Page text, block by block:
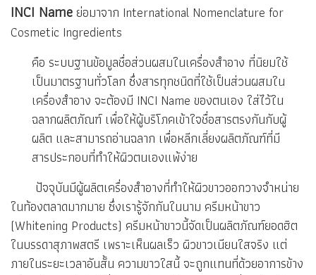
INCI Name ย่อมาจาก International Nomenclature for
Cosmetic Ingredients
คือ ระบบฐานข้อมูลชื่อส่วนผสมในเครื่องสำอาง ที่นิยมใช้
เป็นมาตรฐานทั่วโลก ซึ่งสารทุกชนิดที่ใช้เป็นส่วนผสมใน
เครื่องสำอาง จะต้องมี INCI Name ของตนเอง ใส่ไว้ใน
ฉลากผลิตภัณฑ์ เพื่อให้ผู้บริโภคเข้าใจชื่อสารตรงกันกับผู้
ผลิต และสามารถอ่านฉลาก เพื่อหลีกเลี่ยงผลิตภัณฑ์ที่มี
สารประกอบที่ทำให้ผิวตนเองแพ้ง่าย
ปัจจุบันมีผู้ผลิตเครื่องสำอางที่ทำให้ผิวขาวออกวางจำหน่าย
ในท้องตลาดมากมาย ซึ่งเรารู้จักกันในนาม ครีมหน้าขาว
(Whitening Products) ครีมหน้าขาวนี้จัดเป็นผลิตภัณฑ์ยอดฮิต
ในบรรดาสุภาพสตรี เพราะเห็นผลเร็ว ผิวขาวเนียนใสจริง แต่
ภายในระยะเวลาอันสั้น ความขาวใสนี้ จะถูกแทนที่ด้วยอาการข้าง